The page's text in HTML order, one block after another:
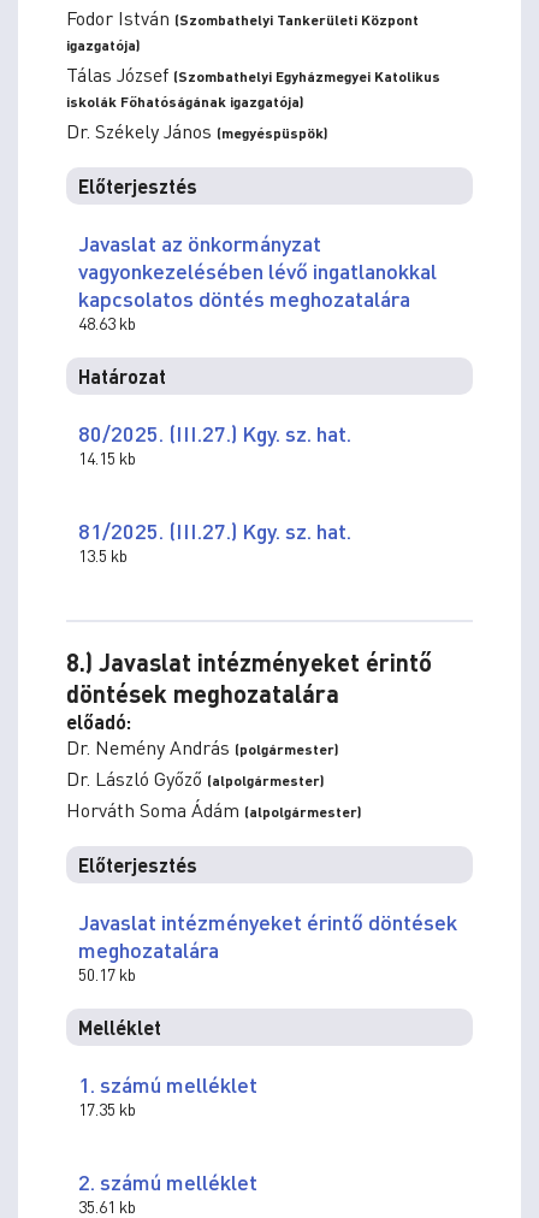
Fodor István (Szombathelyi Tankerületi Központ
igazgatója)
Tálas József (Szombathelyi Egyházmegyei Katolikus
iskolák Főhatóságának igazgatója)
Dr. Székely János (megyéspüspök)
Előterjesztés
Javaslat az önkormányzat
vagyonkezelésében lévő ingatlanokkal
kapcsolatos döntés meghozatalára
48.63 kb
Határozat
80/2025. (III.27.) Kgy. sz. hat.
14.15 kb
81/2025. (III.27.) Kgy. sz. hat.
13.5 kb
8.) Javaslat intézményeket érintő
döntések meghozatalára
előadó:
Dr. Nemény András (polgármester)
Dr. László Győző (alpolgármester)
Horváth Soma Ádám (alpolgármester)
Előterjesztés
Javaslat intézményeket érintő döntések
meghozatalára
50.17 kb
Melléklet
1. számú melléklet
17.35 kb
2. számú melléklet
35.61 kb